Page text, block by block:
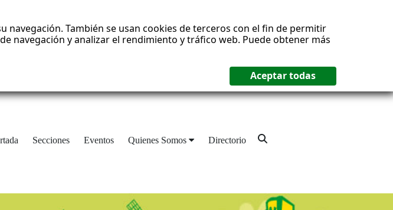
navegación. También se usan cookies de terceros con el fin de permitir
navegación y analizar el rendimiento y tráfico web. Puede obtener más
Secciones Eventos Quienes Somos Directorio